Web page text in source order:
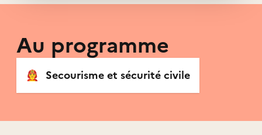
Au programme
👨‍🚒 Secourisme et sécurité civile